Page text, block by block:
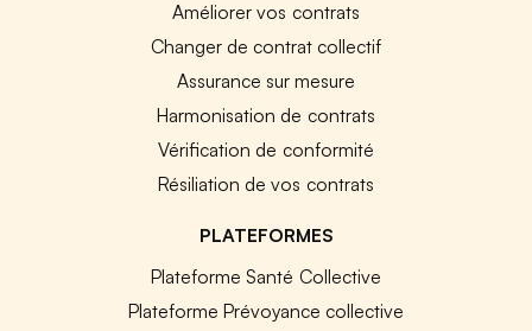
Améliorer vos contrats
Changer de contrat collectif
Assurance sur mesure
Harmonisation de contrats
Vérification de conformité
Résiliation de vos contrats
PLATEFORMES
Plateforme Santé Collective
Plateforme Prévoyance collective